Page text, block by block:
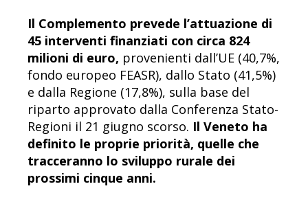
Il Complemento prevede l’attuazione di
45 interventi finanziati con circa 824
milioni di euro, provenienti dall’UE (40,7%,
fondo europeo FEASR), dallo Stato (41,5%)
e dalla Regione (17,8%), sulla base del
riparto approvato dalla Conferenza Stato-
Regioni il 21 giugno scorso. Il Veneto ha
definito le proprie priorità, quelle che
tracceranno lo sviluppo rurale dei
prossimi cinque anni.